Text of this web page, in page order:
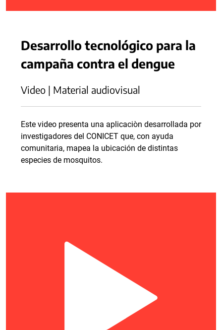
Desarrollo tecnológico para la
campaña contra el dengue
Video | Material audiovisual
Este video presenta una aplicaciòn desarrollada por
investigadores del CONICET que, con ayuda
comunitaria, mapea la ubicación de distintas
especies de mosquitos.